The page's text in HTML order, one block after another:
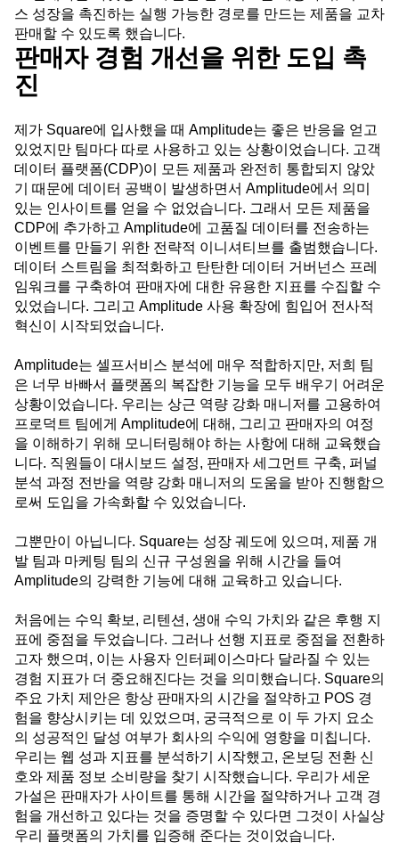
스 성장을 촉진하는 실행 가능한 경로를 만드는 제품을 교차
판매할 수 있도록 했습니다.
판매자 경험 개선을 위한 도입 촉
진
제가 Square에 입사했을 때 Amplitude는 좋은 반응을 얻고
있었지만 팀마다 따로 사용하고 있는 상황이었습니다. 고객
데이터 플랫폼(CDP)이 모든 제품과 완전히 통합되지 않았
기 때문에 데이터 공백이 발생하면서 Amplitude에서 의미
있는 인사이트를 얻을 수 없었습니다. 그래서 모든 제품을
CDP에 추가하고 Amplitude에 고품질 데이터를 전송하는
이벤트를 만들기 위한 전략적 이니셔티브를 출범했습니다.
데이터 스트림을 최적화하고 탄탄한 데이터 거버넌스 프레
임워크를 구축하여 판매자에 대한 유용한 지표를 수집할 수
있었습니다. 그리고 Amplitude 사용 확장에 힘입어 전사적
혁신이 시작되었습니다.
Amplitude는 셀프서비스 분석에 매우 적합하지만, 저희 팀
은 너무 바빠서 플랫폼의 복잡한 기능을 모두 배우기 어려운
상황이었습니다. 우리는 상근 역량 강화 매니저를 고용하여
프로덕트 팀에게 Amplitude에 대해, 그리고 판매자의 여정
을 이해하기 위해 모니터링해야 하는 사항에 대해 교육했습
니다. 직원들이 대시보드 설정, 판매자 세그먼트 구축, 퍼널
분석 과정 전반을 역량 강화 매니저의 도움을 받아 진행함으
로써 도입을 가속화할 수 있었습니다.
그뿐만이 아닙니다. Square는 성장 궤도에 있으며, 제품 개
발 팀과 마케팅 팀의 신규 구성원을 위해 시간을 들여
Amplitude의 강력한 기능에 대해 교육하고 있습니다.
처음에는 수익 확보, 리텐션, 생애 수익 가치와 같은 후행 지
표에 중점을 두었습니다. 그러나 선행 지표로 중점을 전환하
고자 했으며, 이는 사용자 인터페이스마다 달라질 수 있는
경험 지표가 더 중요해진다는 것을 의미했습니다. Square의
주요 가치 제안은 항상 판매자의 시간을 절약하고 POS 경
험을 향상시키는 데 있었으며, 궁극적으로 이 두 가지 요소
의 성공적인 달성 여부가 회사의 수익에 영향을 미칩니다.
우리는 웹 성과 지표를 분석하기 시작했고, 온보딩 전환 신
호와 제품 정보 소비량을 찾기 시작했습니다. 우리가 세운
가설은 판매자가 사이트를 통해 시간을 절약하거나 고객 경
험을 개선하고 있다는 것을 증명할 수 있다면 그것이 사실상
우리 플랫폼의 가치를 입증해 준다는 것이었습니다.